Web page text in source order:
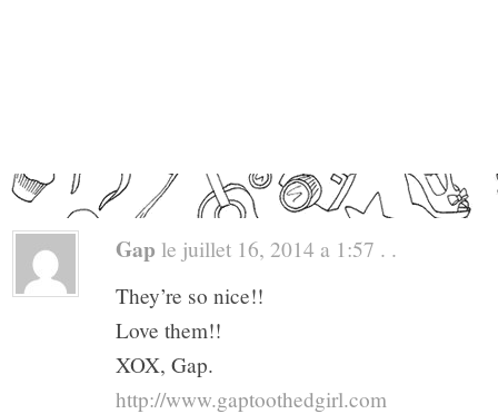
Gap le juillet 16, 2014 a 1:57 . .
They’re so nice!!
Love them!!
XOX, Gap.
http://www.gaptoothedgirl.com